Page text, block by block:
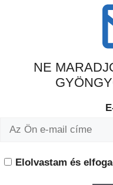
NE
Elolvastam és